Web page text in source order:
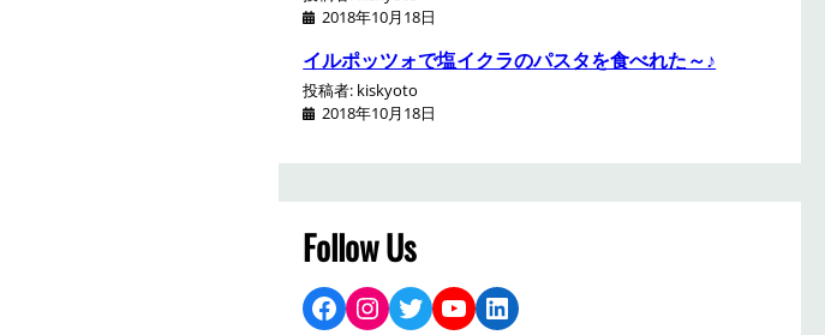
2018年10月18日
イルポッツォで塩イクラのパスタを食べれた～♪
投稿者: kiskyoto
2018年10月18日
Follow Us
Facebook Instagram Twitter YouTube LinkedIn